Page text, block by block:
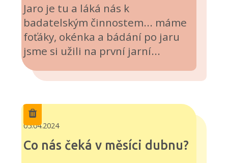
Jaro je tu a láká nás k
badatelským činnostem... máme
foťáky, okénka a bádání po jaru
jsme si užili na první jarní...
05.04.2024
Co nás čeká v měsíci dubnu?